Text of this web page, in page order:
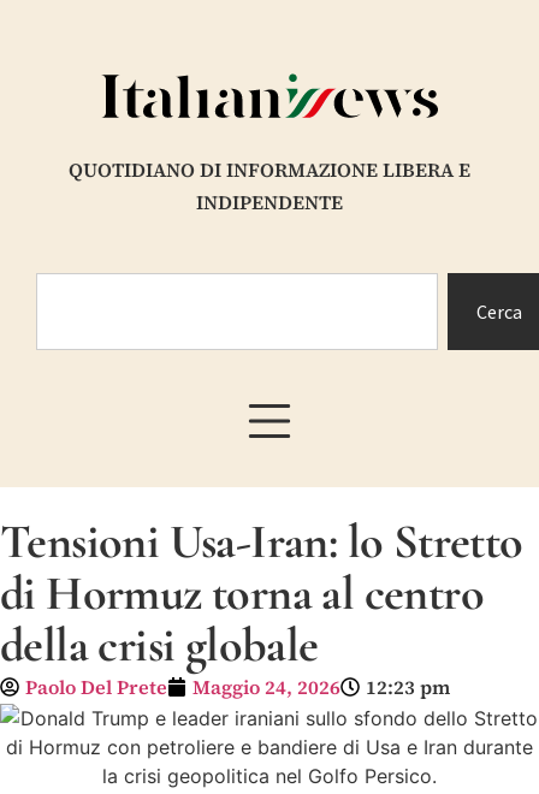
QUOTIDIANO DI INFORMAZIONE LIBERA E
INDIPENDENTE
Cerca
Tensioni Usa-Iran: lo Stretto
di Hormuz torna al centro
della crisi globale
Paolo Del Prete Maggio 24, 2026 12:23 pm